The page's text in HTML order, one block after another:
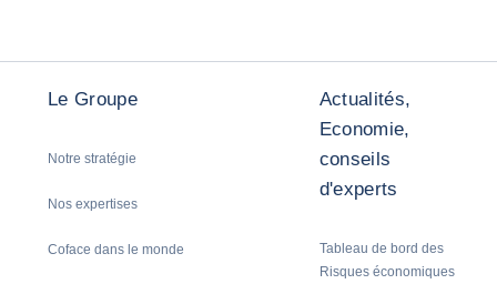
Le Groupe
Notre stratégie
Nos expertises
Coface dans le monde
Actualités,
Economie,
conseils
d'experts
Tableau de bord des
Risques économiques